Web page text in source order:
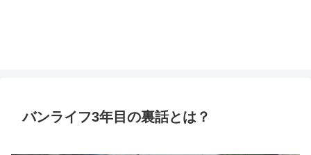
バンライフ3年目の裏話とは？